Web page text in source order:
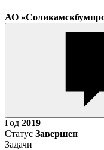
АО
Год 2019
Статус Завершен
Задачи